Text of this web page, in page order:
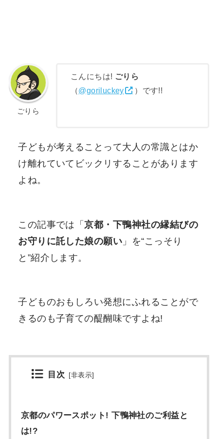
ごりら
こんにちは! ごりら
（@goriluckey ）です!!
子どもが考えることって大人の常識とはか
け離れていてビックリすることがあります
よね。
この記事では「京都・下鴨神社の縁結びの
お守りに託した娘の願い 」を“こっそり
と”紹介します。
子どものおもしろい発想にふれることがで
きるのも子育ての醍醐味ですよね!
目次 [非表示]
京都のパワースポット! 下鴨神社のご利益と
は!?